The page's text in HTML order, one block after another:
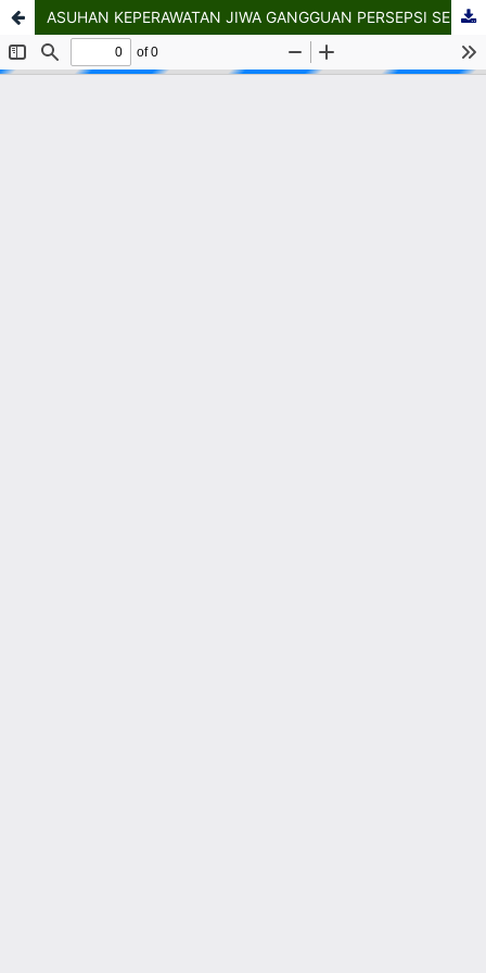
ASUHAN KEPERAWATAN JIWA GANGGUAN PERSEPSI SENSORI PENDENGARAN DENGAN PERILAKU CARING PERAWAT BERDASARKAN TEORI JEAN WATSON